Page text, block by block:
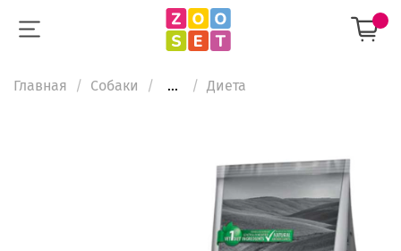
Главная Собаки ... Диета